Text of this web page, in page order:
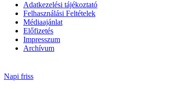
Adatkezelési tájékoztató
Felhasználási Feltételek
Médiaajánlat
Előfizetés
Impresszum
Archívum
Napi friss